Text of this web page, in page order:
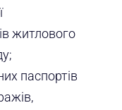
житлового
паспортів